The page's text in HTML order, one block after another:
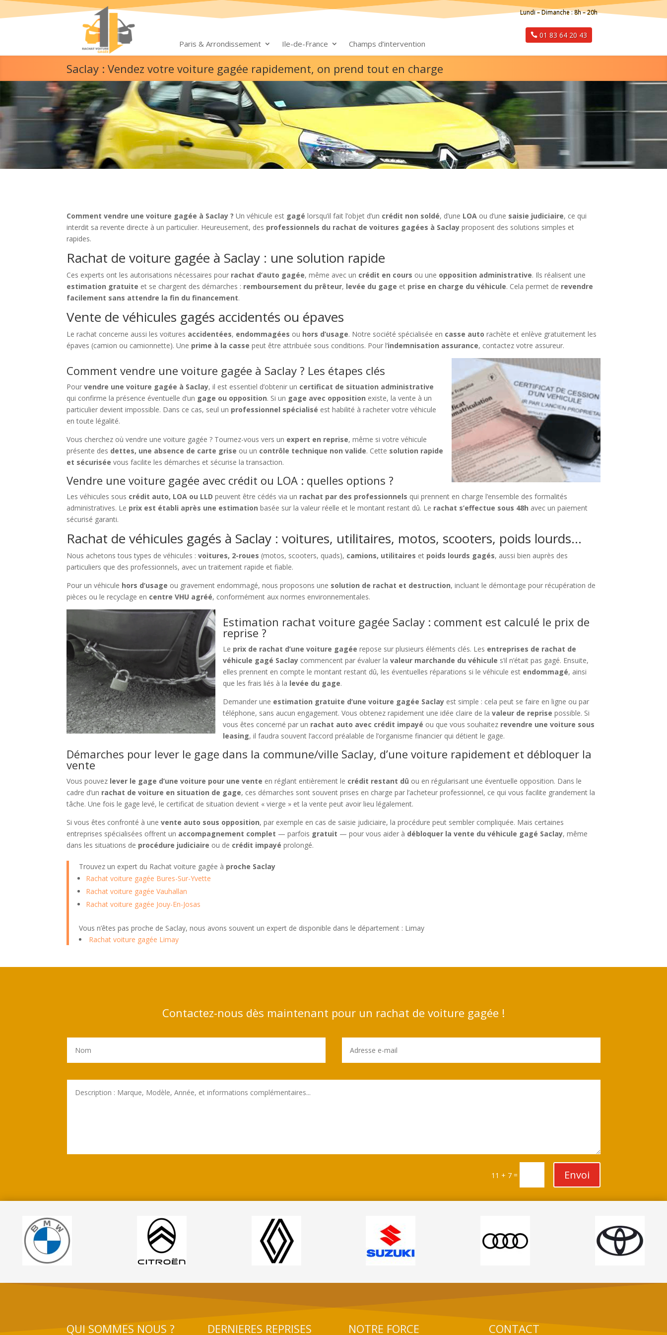
Paris & Arrondissement Ile-de-France Champs d’intervention
Lundi – Dimanche : 8h – 20h
01 83 64 20 43
Saclay : Vendez votre voiture gagée rapidement, on prend tout en charge
Comment vendre une voiture gagée à Saclay ? Un véhicule est gagé lorsqu’il fait l’objet d’un crédit non soldé, d’une LOA ou d’une saisie judiciaire, ce qui
interdit sa revente directe à un particulier. Heureusement, des professionnels du rachat de voitures gagées à Saclay proposent des solutions simples et
rapides.
Rachat de voiture gagée à Saclay : une solution rapide
Ces experts ont les autorisations nécessaires pour rachat d’auto gagée, même avec un crédit en cours ou une opposition administrative. Ils réalisent une
estimation gratuite et se chargent des démarches : remboursement du prêteur, levée du gage et prise en charge du véhicule. Cela permet de revendre
facilement sans attendre la fin du financement.
Vente de véhicules gagés accidentés ou épaves
Le rachat concerne aussi les voitures accidentées, endommagées ou hors d’usage. Notre société spécialisée en casse auto rachète et enlève gratuitement les
épaves (camion ou camionnette). Une prime à la casse peut être attribuée sous conditions. Pour l’indemnisation assurance, contactez votre assureur.
Comment vendre une voiture gagée à Saclay ? Les étapes clés
Pourvendre une voiture gagée à Saclay, il est essentiel d’obtenir un certificat de situation administrative
qui confirme la présence éventuelle d’un gage ou opposition. Si un gage avec opposition existe, la vente à un
particulier devient impossible. Dans ce cas, seul un professionnel spécialisé est habilité à racheter votre véhicule
en toute légalité.
Vous cherchez où vendre une voiture gagée ? Tournez-vous vers un expert en reprise, même si votre véhicule
présente des dettes, une absence de carte grise ou un contrôle technique non valide. Cette solution rapide
et sécurisée vous facilite les démarches et sécurise la transaction.
Vendre une voiture gagée avec crédit ou LOA : quelles options ?
Les véhicules sous crédit auto, LOA ou LLD peuvent être cédés via un rachat par des professionnels qui prennent en charge l’ensemble des formalités
administratives. Le prix est établi après une estimation basée sur la valeur réelle et le montant restant dû. Le rachat s’effectue sous 48h avec un paiement
sécurisé garanti.
Rachat de véhicules gagés à Saclay : voitures, utilitaires, motos, scooters, poids lourds…
Nous achetons tous types de véhicules :voitures, 2-roues (motos, scooters, quads), camions, utilitaires et poids lourds gagés, aussi bien auprès des
particuliers que des professionnels, avec un traitement rapide et fiable.
Pour un véhicule hors d’usage ou gravement endommagé, nous proposons une solution de rachat et destruction, incluant le démontage pour récupération de
pièces ou le recyclage en centre VHU agréé, conformément aux normes environnementales.
Estimation rachat voiture gagée Saclay : comment est calculé le prix de
reprise ?
Le prix de rachat d’une voiture gagée repose sur plusieurs éléments clés. Les entreprises de rachat de
véhicule gagé Saclay commencent par évaluer lavaleur marchande du véhicule s’il n’était pas gagé. Ensuite,
elles prennent en compte le montant restant dû, les éventuelles réparations si le véhicule est endommagé, ainsi
que les frais liés à la levée du gage.
Demander une estimation gratuite d’une voiture gagée Saclay est simple : cela peut se faire en ligne ou par
téléphone, sans aucun engagement. Vous obtenez rapidement une idée claire de lavaleur de reprise possible. Si
vous êtes concerné par un rachat auto avec crédit impayé ou que vous souhaitez revendre une voiture sous
leasing, il faudra souvent l’accord préalable de l’organisme financier qui détient le gage.
Démarches pour lever le gage dans la commune/ville Saclay, d’une voiture rapidement et débloquer la
vente
Vous pouvez lever le gage d’une voiture pour une vente en réglant entièrement le crédit restant dû ou en régularisant une éventuelle opposition. Dans le
cadre d’un rachat de voiture en situation de gage, ces démarches sont souvent prises en charge par l’acheteur professionnel, ce qui vous facilite grandement la
tâche. Une fois le gage levé, le certificat de situation devient « vierge » et la vente peut avoir lieu légalement.
Si vous êtes confronté à unevente auto sous opposition, par exemple en cas de saisie judiciaire, la procédure peut sembler compliquée. Mais certaines
entreprises spécialisées offrent un accompagnement complet — parfois gratuit — pour vous aider à débloquer la vente du véhicule gagé Saclay, même
dans les situations de procédure judiciaire ou de crédit impayé prolongé.
Trouvez un expert du Rachat voiture gagée à proche Saclay
Rachat voiture gagée Bures-Sur-Yvette
Rachat voiture gagée Vauhallan
Rachat voiture gagée Jouy-En-Josas
Vous n’êtes pas proche de Saclay, nous avons souvent un expert de disponible dans le département : Limay
Rachat voiture gagée Limay
Contactez-nous dès maintenant pour un rachat de voiture gagée !
11 + 7= Envoi
QUI SOMMES NOUS ? DERNIERES REPRISES NOTRE FORCE CONTACT